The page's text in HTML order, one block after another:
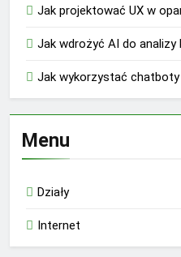
Jak projektować UX w
Jak wdrożyć AI do analizy
Jak wykorzystać
Menu
Działy
Internet